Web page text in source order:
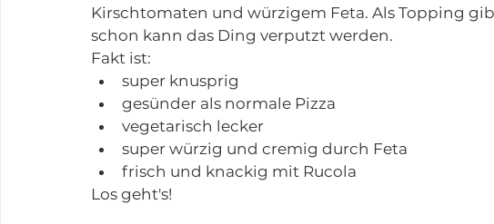
Kirschtomaten und würzigem Feta. Als Topping
schon kann das Ding verputzt werden.
Fakt ist:
super knusprig
gesünder als normale Pizza
vegetarisch lecker
super würzig und cremig durch Feta
frisch und knackig mit Rucola
Los geht's!